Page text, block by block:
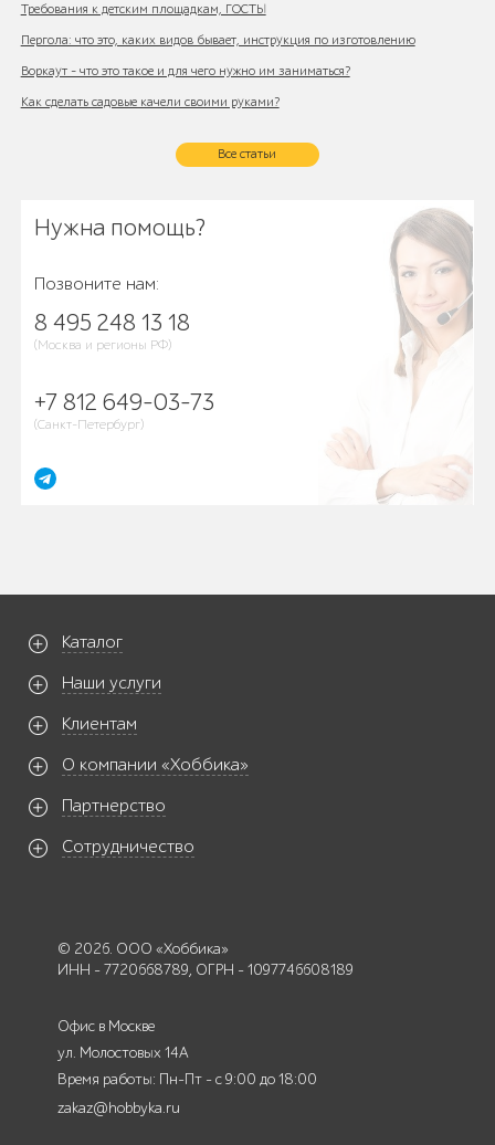
Требования к детским площадкам, ГОСТЫ
Пергола: что это, каких видов бывает, инструкция по изготовлению
Воркаут - что это такое и для чего нужно им заниматься?
Как сделать садовые качели своими руками?
Все статьи
Нужна помощь?
Позвоните нам:
8 495 248 13 18
(Москва и регионы РФ)
+7 812 649-03-73
(Санкт-Петербург)
Каталог
Наши услуги
Клиентам
О компании «Хоббика»
Партнерство
Сотрудничество
© 2026. ООО «Хоббика»
ИНН - 7720668789, ОГРН - 1097746608189
Офис в Москве
ул. Молостовых 14А
Время работы: Пн-Пт - с 9:00 до 18:00
zakaz@hobbyka.ru